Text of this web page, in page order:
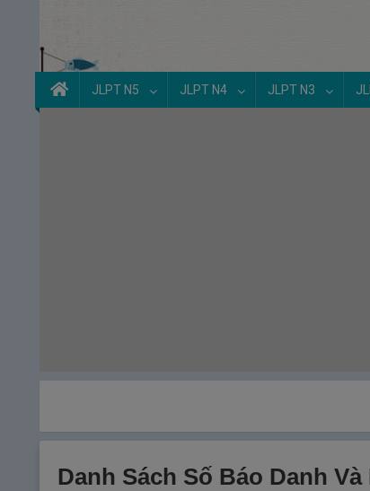
JLPT N5 JLPT N4 JLPT N3
Danh Sách Số Báo Danh